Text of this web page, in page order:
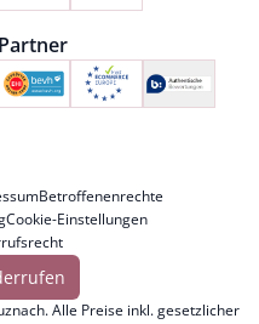
Partner
Betroffenenrechte
Cookie-Einstellungen
Alle Preise inkl. gesetzlicher